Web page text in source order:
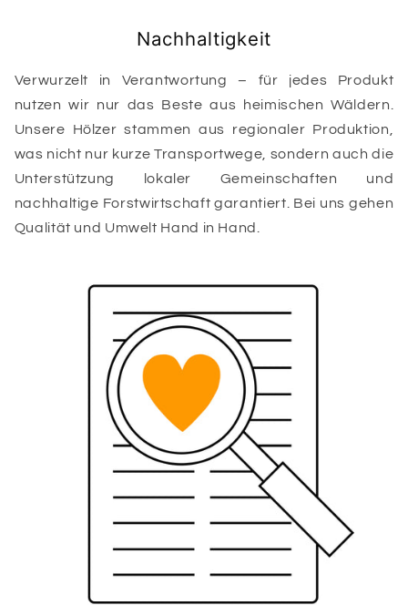
Nachhaltigkeit
Verwurzelt in Verantwortung – für jedes Produkt
nutzen wir nur das Beste aus heimischen Wäldern.
Unsere Hölzer stammen aus regionaler Produktion,
was nicht nur kurze Transportwege, sondern auch die
Unterstützung lokaler Gemeinschaften und
nachhaltige Forstwirtschaft garantiert. Bei uns gehen
Qualität und Umwelt Hand in Hand.